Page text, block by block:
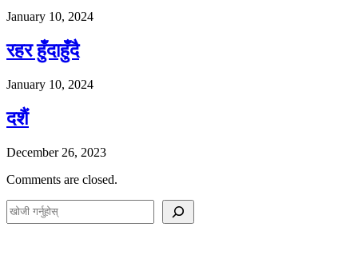
January 10, 2024
रहर हुँदाहुँदै
January 10, 2024
दशैं
December 26, 2023
Comments are closed.
S
e